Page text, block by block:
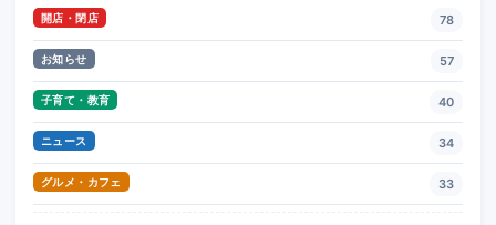
開店・閉店 78
お知らせ 57
子育て・教育 40
ニュース 34
グルメ・カフェ 33